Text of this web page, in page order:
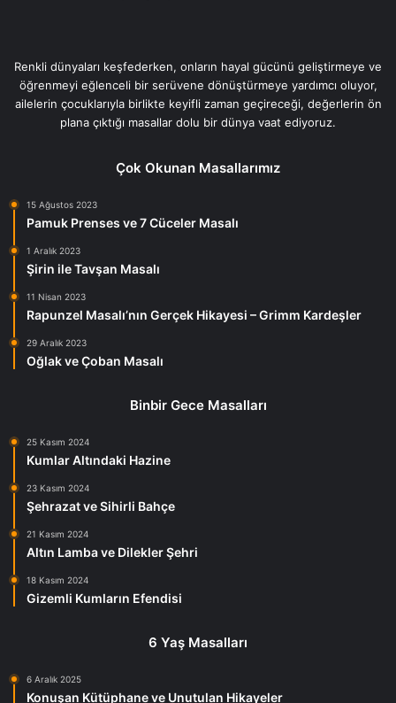
Renkli dünyaları keşfederken, onların hayal gücünü geliştirmeye ve
öğrenmeyi eğlenceli bir serüvene dönüştürmeye yardımcı oluyor,
ailelerin çocuklarıyla birlikte keyifli zaman geçireceği, değerlerin ön
plana çıktığı masallar dolu bir dünya vaat ediyoruz.
Çok Okunan Masallarımız
15 Ağustos 2023
Pamuk Prenses ve 7 Cüceler Masalı
1 Aralık 2023
Şirin ile Tavşan Masalı
11 Nisan 2023
Rapunzel Masalı’nın Gerçek Hikayesi – Grimm Kardeşler
29 Aralık 2023
Oğlak ve Çoban Masalı
Binbir Gece Masalları
25 Kasım 2024
Kumlar Altındaki Hazine
23 Kasım 2024
Şehrazat ve Sihirli Bahçe
21 Kasım 2024
Altın Lamba ve Dilekler Şehri
18 Kasım 2024
Gizemli Kumların Efendisi
6 Yaş Masalları
6 Aralık 2025
Konuşan Kütüphane ve Unutulan Hikayeler